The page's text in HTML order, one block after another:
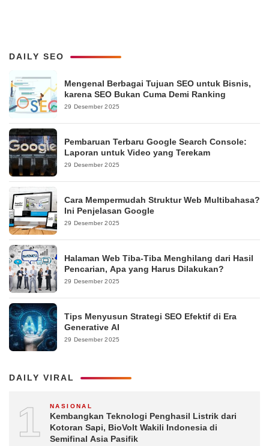
DAILY SEO
Mengenal Berbagai Tujuan SEO untuk Bisnis,
karena SEO Bukan Cuma Demi Ranking
29 Desember 2025
Pembaruan Terbaru Google Search Console:
Laporan untuk Video yang Terekam
29 Desember 2025
Cara Mempermudah Struktur Web Multibahasa?
Ini Penjelasan Google
29 Desember 2025
Halaman Web Tiba-Tiba Menghilang dari Hasil
Pencarian, Apa yang Harus Dilakukan?
29 Desember 2025
Tips Menyusun Strategi SEO Efektif di Era
Generative AI
29 Desember 2025
DAILY VIRAL
1 NASIONAL
Kembangkan Teknologi Penghasil Listrik dari
Kotoran Sapi, BioVolt Wakili Indonesia di
Semifinal Asia Pasifik